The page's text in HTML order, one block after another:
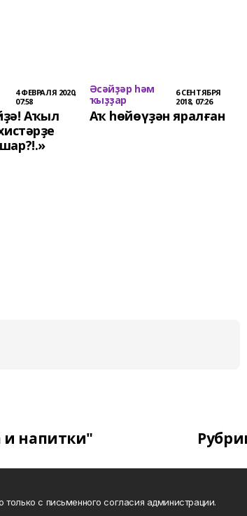
4 ФЕВРАЛЯ 2020,
07:58
Аҡыл
Әсәйҙәр һәм
ҡыҙҙар
6 СЕНТЯБРЯ
2018, 07:26
Аҡ һөйөүҙән яралған
и напитки"
с письменного согласия администрации.